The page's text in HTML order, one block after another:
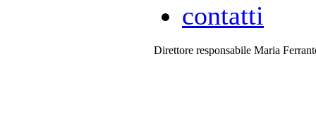
contatti
Direttore responsabile Maria